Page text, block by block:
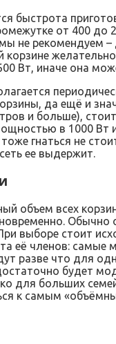
быстрота
от 400 до
не рекомендуем –
корзине
Вт, иначе она
да ещё и
и больше),
в 1000 Вт
гнаться не
ее выдержит.
объем всех
Обычно
выборе стоит
её членов: самые
разве что для
будет
для больших
к самым